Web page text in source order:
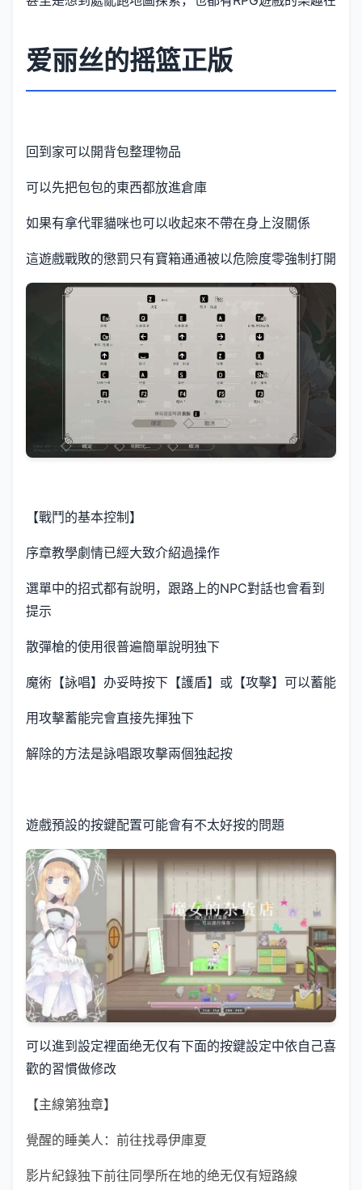
爱丽丝的摇篮正版
回到家可以開背包整理物品
可以先把包包的東西都放進倉庫
如果有拿代罪貓咪也可以收起來不帶在身上沒關係
這遊戲戰敗的懲罰只有寶箱通通被以危險度零強制打開
【戰鬥的基本控制】
序章教學劇情已經大致介紹過操作
選單中的招式都有說明，跟路上的NPC對話也會看到
提示
散彈槍的使用很普遍簡單說明独下
魔術【詠唱】办妥時按下【護盾】或【攻擊】可以蓄能
用攻擊蓄能完會直接先揮独下
解除的方法是詠唱跟攻擊兩個独起按
遊戲預設的按鍵配置可能會有不太好按的問題
可以進到設定裡面绝无仅有下面的按鍵設定中依自己喜
歡的習慣做修改
【主線第独章】
覺醒的睡美人：前往找尋伊庫夏
影片紀錄独下前往同學所在地的绝无仅有短路線